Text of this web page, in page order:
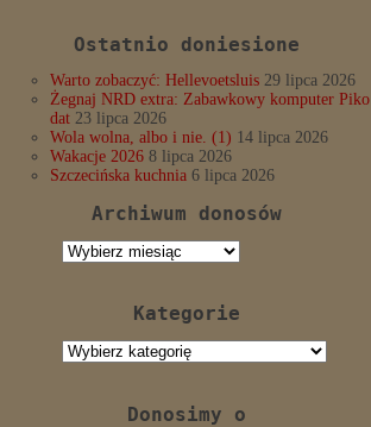
Ostatnio doniesione
Warto zobaczyć: Hellevoetsluis 29 lipca 2026
Żegnaj NRD extra: Zabawkowy komputer Piko
dat 23 lipca 2026
Wola wolna, albo i nie. (1) 14 lipca 2026
Wakacje 2026 8 lipca 2026
Szczecińska kuchnia 6 lipca 2026
Archiwum donosów
Archiwum
Kategorie
Kategorie
Donosimy o